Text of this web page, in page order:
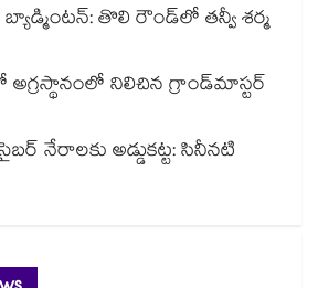
తొలి రౌండ్‌లో తన్వీ శర్మ
నిలిచిన గ్రాండ్‌మాస్టర్
నేరాలకు అడ్డుకట్ట: సినీనటి